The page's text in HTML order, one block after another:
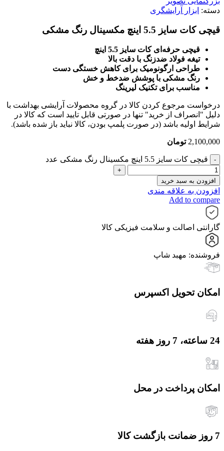
دسته: ابزار آرایشگری
قیچی کات سایز 5.5 اینچ مکسینال رنگ مشکی
قیچی حرفه‌ای کات سایز 5.5 اینچ
تیغه فولاد ضدزنگ با دقت بالا
طراحی ارگونومیک برای کاهش خستگی دست
رنگ مشکی با پوشش ضدخط و خش
مناسب برای تکنیک لیرینگ
درخواست مرجوع کردن کالا در گروه محصولات آرایشی بهداشت با
دلیل "انصراف از خرید" تنها در صورتی قابل تایید است که کالا در
شرایط اولیه باشد (در صورت پلمپ بودن، کالا نباید باز شده باشد).
2,100,000 تومان
قیچی کات سایز 5.5 اینچ مکسینال رنگ مشکی عدد
افزودن به سبد خرید
افزودن به علاقه مندی
Add to compare
گارانتی اصالت و سلامت فیزیکی کالا
فروشنده: مهبد شاپ
امکان تحویل اکسپرس
24 ساعته، 7 روز هفته
امکان پرداخت در محل
7 روز ضمانت بازگشت کالا